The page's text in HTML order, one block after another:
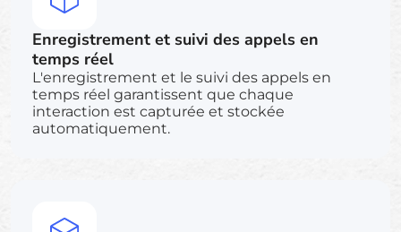
Enregistrement et suivi des appels en
temps réel
L'enregistrement et le suivi des appels en
temps réel garantissent que chaque
interaction est capturée et stockée
automatiquement.